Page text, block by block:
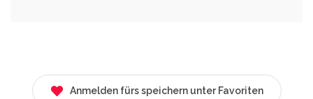
Anmelden fürs speichern unter Favoriten